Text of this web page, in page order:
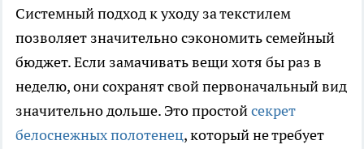
Системный подход к уходу за текстилем
позволяет значительно сэкономить семейный
бюджет. Если замачивать вещи хотя бы раз в
неделю, они сохранят свой первоначальный вид
значительно дольше. Это простойсекрет
белоснежных полотенец, который не требует